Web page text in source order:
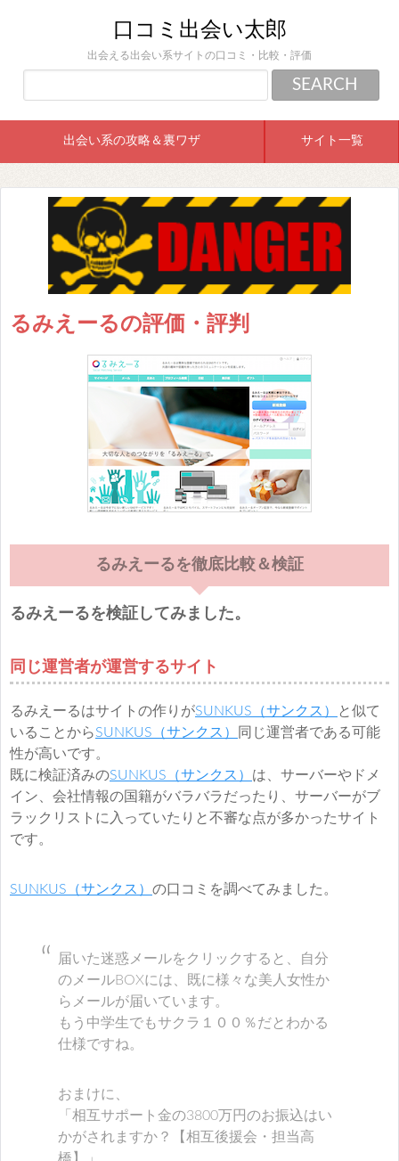
口コミ出会い太郎
出会える出会い系サイトの口コミ・比較・評価
出会い系の攻略＆裏ワザ サイト一覧
るみえーるの評価・評判
るみえーるを徹底比較＆検証
るみえーるを検証してみました。
同じ運営者が運営するサイト
るみえーるはサイトの作りがSUNKUS（サンクス）
と似て
いることからSUNKUS（サンクス）
同じ運営者である可能
性が高いです。
既に検証済みのSUNKUS（サンクス） は、サーバーやドメ
イン、会社情報の国籍がバラバラだったり、サーバーがブ
ラックリストに入っていたりと不審な点が多かったサイト
です。
SUNKUS（サンクス） の口コミを調べてみました。
届いた迷惑メールをクリックすると、自分
のメールBOXには、既に様々な美人女性か
らメールが届いています。
もう中学生でもサクラ１００％だとわかる
仕様ですね。
おまけに、
「相互サポート金の3800万円のお振込はい
かがされますか？【相互後援会・担当高